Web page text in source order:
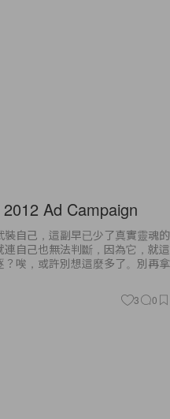
Ad Campaign
自己，這副早已少了真實靈魂的
自己也無法判斷，因為它，就這
唉，或許別想這麼多了。別再拿
3 0